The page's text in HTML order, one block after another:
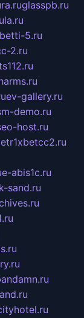
glasspb.ru
5.ru
2.ru
ev-gallery.ru
demo.ru
host.ru
e-abis1c.ru
sand.ru